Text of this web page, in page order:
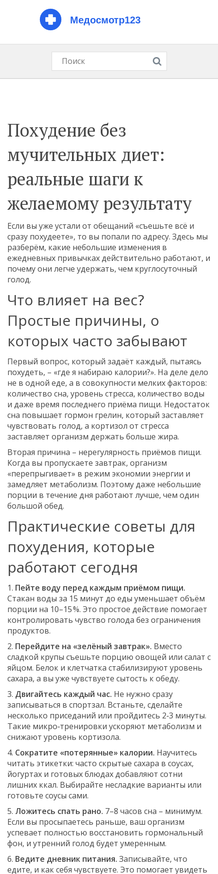
Похудение без
мучительных диет:
реальные шаги к
желаемому результату
Если вы уже устали от обещаний «съешьте всё и
сразу похудеете», то вы попали по адресу. Здесь мы
разберём, какие небольшие изменения в
ежедневных привычках действительно работают, и
почему они легче удержать, чем круглосуточный
голод.
Что влияет на вес?
Простые причины, о
которых часто забывают
Первый вопрос, который задаёт каждый, пытаясь
похудеть, – «где я набираю калории?». На деле дело
не в одной еде, а в совокупности мелких факторов:
количество сна, уровень стресса, количество воды
и даже время последнего приёма пищи. Недостаток
сна повышает гормон грелин, который заставляет
чувствовать голод, а кортизол от стресса
заставляет организм держать больше жира.
Вторая причина – нерегулярность приёмов пищи.
Когда вы пропускаете завтрак, организм
«перепрыгивает» в режим экономии энергии и
замедляет метаболизм. Поэтому даже небольшие
порции в течение дня работают лучше, чем один
большой обед.
Практические советы для
похудения, которые
работают сегодня
1. Пейте воду перед каждым приёмом пищи.
Стакан воды за 15 минут до еды уменьшает объём
порции на 10–15 %. Это простое действие помогает
контролировать чувство голода без ограничения
продуктов.
2. Перейдите на «зелёный завтрак». Вместо
сладкой крупы съешьте порцию овощей или салат с
яйцом. Белок и клетчатка стабилизируют уровень
сахара, а вы уже чувствуете сытость к обеду.
3. Двигайтесь каждый час. Не нужно сразу
записываться в спортзал. Встаньте, сделайте
несколько приседаний или пройдитесь 2‑3 минуты.
Такие микро‑тренировки ускоряют метаболизм и
снижают уровень кортизола.
4. Сократите «потерянные» калории. Научитесь
читать этикетки: часто скрытые сахара в соусах,
йогуртах и готовых блюдах добавляют сотни
лишних ккал. Выбирайте несладкие варианты или
готовьте соусы сами.
5. Ложитесь спать рано. 7–8 часов сна – минимум.
Если вы просыпаетесь раньше, ваш организм
успевает полностью восстановить гормональный
фон, и утренний голод будет умеренным.
6. Ведите дневник питания. Записывайте, что
едите, и как себя чувствуете. Это помогает увидеть